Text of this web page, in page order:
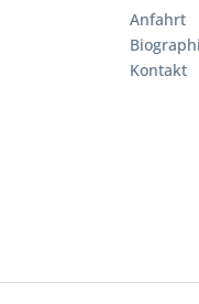
Anfahrt
Kontakt